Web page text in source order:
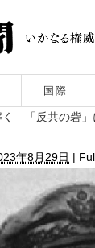
国際
く 「反共の砦
年8月29日 |